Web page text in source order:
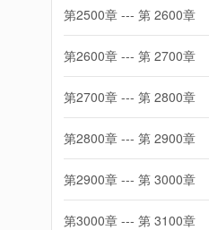
第2500章 --- 第 2600章
第2600章 --- 第 2700章
第2700章 --- 第 2800章
第2800章 --- 第 2900章
第2900章 --- 第 3000章
第3000章 --- 第 3100章